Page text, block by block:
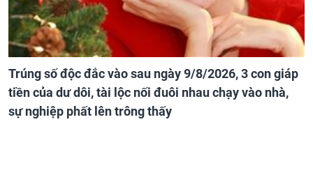
Trúng số độc đắc vào sau ngày 9/8/2026, 3 con giáp
tiền của dư dôi, tài lộc nối đuôi nhau chạy vào nhà,
sự nghiệp phất lên trông thấy